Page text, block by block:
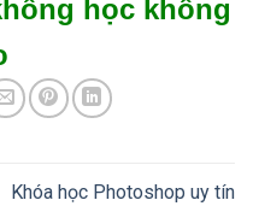
Khóa học Photoshop uy tín